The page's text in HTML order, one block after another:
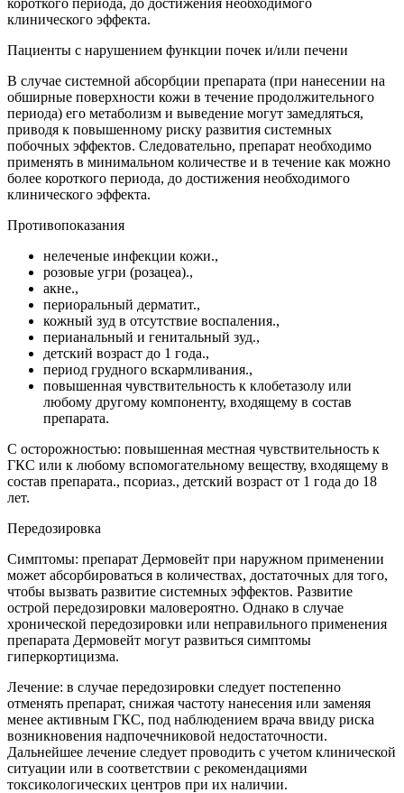
клинического эффекта.
Пациенты с нарушением функции почек и/или печени
В случае системной абсорбции препарата (при нанесении на
обширные поверхности кожи в течение продолжительного
периода) его метаболизм и выведение могут замедляться,
приводя к повышенному риску развития системных
побочных эффектов. Следовательно, препарат необходимо
применять в минимальном количестве и в течение как можно
более короткого периода, до достижения необходимого
клинического эффекта.
Противопоказания
нелеченые инфекции кожи.,
розовые угри (розацеа).,
акне.,
периоральный дерматит.,
кожный зуд в отсутствие воспаления.,
перианальный и генитальный зуд.,
детский возраст до 1 года.,
период грудного вскармливания.,
повышенная чувствительность к клобетазолу или
любому другому компоненту, входящему в состав
препарата.
С осторожностью: повышенная местная чувствительность к
ГКС или к любому вспомогательному веществу, входящему в
состав препарата., псориаз., детский возраст от 1 года до 18
лет.
Передозировка
Симптомы: препарат Дермовейт при наружном применении
может абсорбироваться в количествах, достаточных для того,
чтобы вызвать развитие системных эффектов. Развитие
острой передозировки маловероятно. Однако в случае
хронической передозировки или неправильного применения
препарата Дермовейт могут развиться симптомы
гиперкортицизма.
Лечение: в случае передозировки следует постепенно
отменять препарат, снижая частоту нанесения или заменяя
менее активным ГКС, под наблюдением врача ввиду риска
возникновения надпочечниковой недостаточности.
Дальнейшее лечение следует проводить с учетом клинической
ситуации или в соответствии с рекомендациями
токсикологических центров при их наличии.